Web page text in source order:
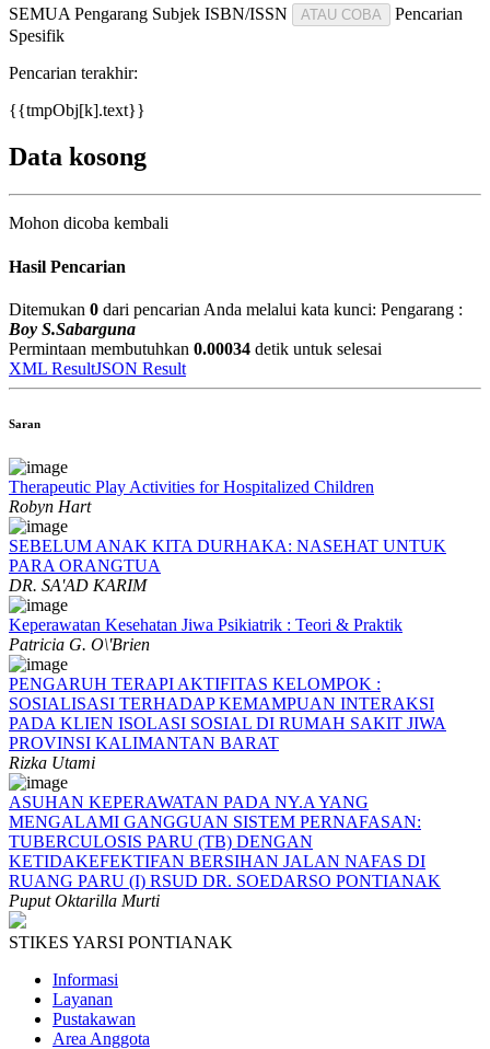
SEMUA Pengarang Subjek ISBN/ISSN ATAU COBA
Pencarian
Spesifik
Pencarian terakhir:
{{tmpObj[k].text}}
Data kosong
Mohon dicoba kembali
Hasil Pencarian
Ditemukan 0 dari pencarian Anda melalui kata kunci: Pengarang :
Boy S.Sabarguna
Permintaan membutuhkan 0.00034 detik untuk selesai
XML ResultJSON Result
Saran
Therapeutic Play Activities for Hospitalized Children
Robyn Hart
SEBELUM ANAK KITA DURHAKA: NASEHAT UNTUK
PARA ORANGTUA
DR. SA'AD KARIM
Keperawatan Kesehatan Jiwa Psikiatrik : Teori & Praktik
Patricia G. O\'Brien
PENGARUH TERAPI AKTIFITAS KELOMPOK :
SOSIALISASI TERHADAP KEMAMPUAN INTERAKSI
PADA KLIEN ISOLASI SOSIAL DI RUMAH SAKIT JIWA
PROVINSI KALIMANTAN BARAT
Rizka Utami
ASUHAN KEPERAWATAN PADA NY.A YANG
MENGALAMI GANGGUAN SISTEM PERNAFASAN:
TUBERCULOSIS PARU (TB) DENGAN
KETIDAKEFEKTIFAN BERSIHAN JALAN NAFAS DI
RUANG PARU (I) RSUD DR. SOEDARSO PONTIANAK
Puput Oktarilla Murti
STIKES YARSI PONTIANAK
Informasi
Layanan
Pustakawan
Area Anggota